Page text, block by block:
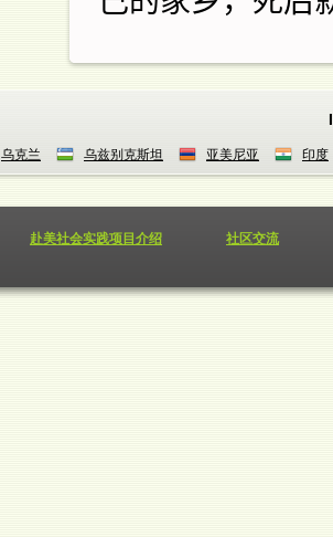
乌克兰 乌兹别克斯坦 亚美尼亚 印度
赴美社会实践项目介绍 社区交流